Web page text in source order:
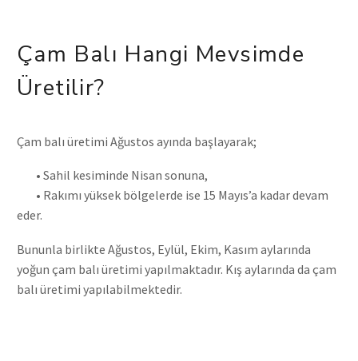
Çam Balı Hangi Mevsimde
Üretilir?
Çam balı üretimi Ağustos ayında başlayarak;
• Sahil kesiminde Nisan sonuna,
• Rakımı yüksek bölgelerde ise 15 Mayıs’a kadar devam
eder.
Bununla birlikte Ağustos, Eylül, Ekim, Kasım aylarında
yoğun çam balı üretimi yapılmaktadır. Kış aylarında da çam
balı üretimi yapılabilmektedir.